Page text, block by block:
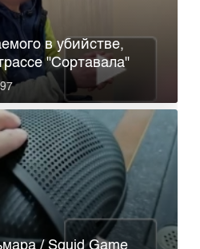
в убийстве,
"Сортавала"
/ Squid Game